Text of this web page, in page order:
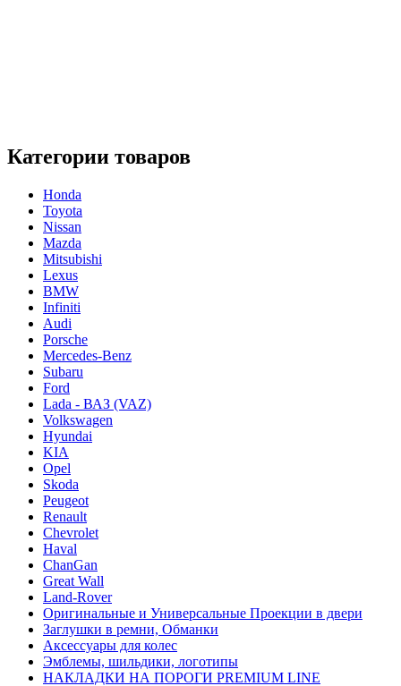
Категории товаров
Honda
Toyota
Nissan
Mazda
Mitsubishi
Lexus
BMW
Infiniti
Audi
Porsche
Mercedes-Benz
Subaru
Ford
Lada - ВАЗ (VAZ)
Volkswagen
Hyundai
KIA
Opel
Skoda
Peugeot
Renault
Chevrolet
Haval
ChanGan
Great Wall
Land-Rover
Оригинальные и Универсальные Проекции в двери
Заглушки в ремни, Обманки
Аксессуары для колес
Эмблемы, шильдики, логотипы
НАКЛАДКИ НА ПОРОГИ PREMIUM LINE